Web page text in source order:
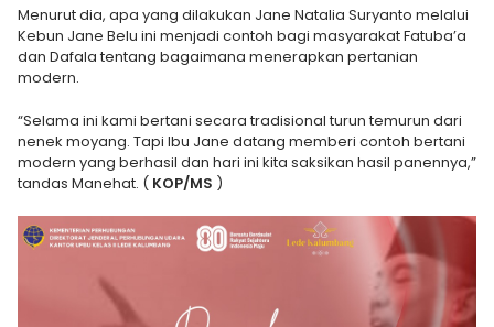
Menurut dia, apa yang dilakukan Jane Natalia Suryanto melalui
Kebun Jane Belu ini menjadi contoh bagi masyarakat Fatuba’a
dan Dafala tentang bagaimana menerapkan pertanian
modern.
“Selama ini kami bertani secara tradisional turun temurun dari
nenek moyang. Tapi Ibu Jane datang memberi contoh bertani
modern yang berhasil dan hari ini kita saksikan hasil panennya,”
tandas Manehat. ( KOP/MS )